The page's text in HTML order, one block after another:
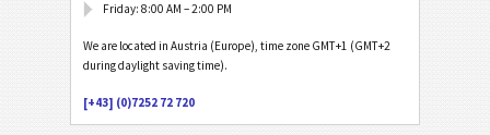
Friday: 8:00 AM – 2:00 PM
We are located in Austria (Europe), time zone GMT+1 (GMT+2
during daylight saving time).
[+43] (0)7252 72 720